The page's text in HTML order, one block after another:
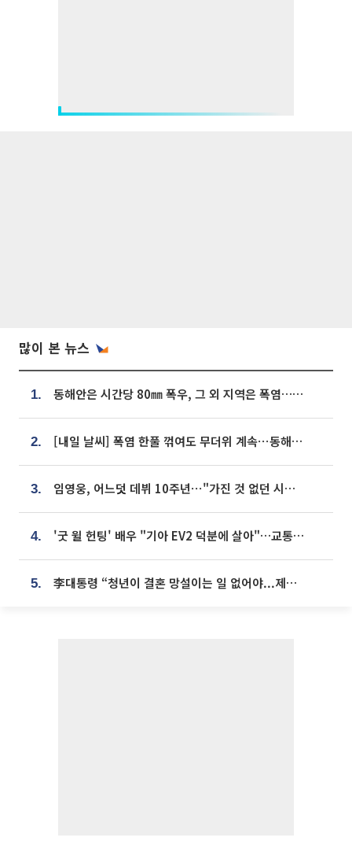
많이 본 뉴스
1. 동해안은 시간당 80㎜ 폭우, 그 외 지역은 폭염…‘극과 극 날씨’
2. [내일 날씨] 폭염 한풀 꺾여도 무더위 계속⋯동해안 이틀 연속 비
3. 임영웅, 어느덧 데뷔 10주년⋯"가진 것 없던 시절, 내 앞엔 20명의 팬뿐"
4. '굿 윌 헌팅' 배우 "기아 EV2 덕분에 살아"…교통사고 후 안전성 극찬
5. 李대통령 “청년이 결혼 망설이는 일 없어야...제도상 불이익 조사”